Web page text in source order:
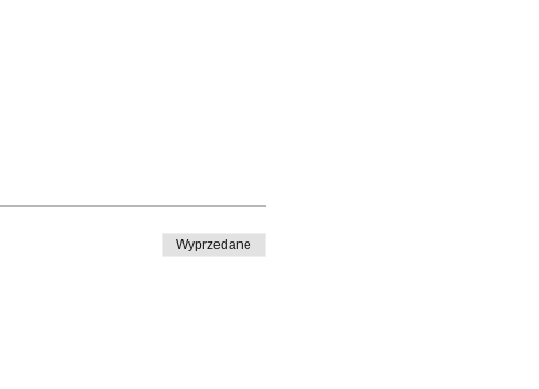
Wyprzedane